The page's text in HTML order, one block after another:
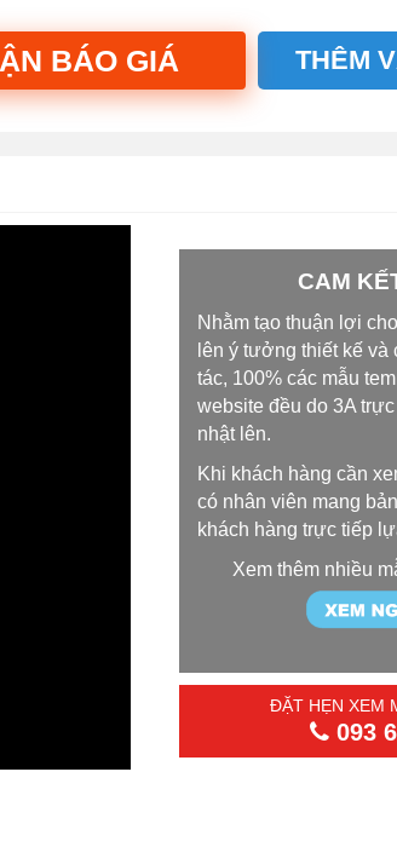
BÁO GIÁ THÊM
CAM
Nhằm tạo thuận lợi
lên ý tưởng thiết kế và
tác, 100% các mẫu
website đều do 3A
nhật lên.
Khi khách hàng cần
có nhân viên mang
khách hàng trực tiếp
Xem thêm nhiều
ĐẶT HẸN XEM
093